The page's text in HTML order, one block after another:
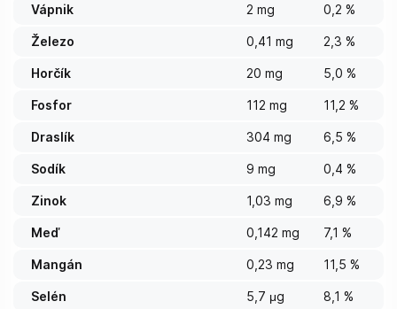
Vápnik
2 mg
0,2 %
Železo
0,41 mg
2,3 %
Horčík
20 mg
5,0 %
Fosfor
112 mg
11,2 %
Draslík
304 mg
6,5 %
Sodík
9 mg
0,4 %
Zinok
1,03 mg
6,9 %
Meď
0,142 mg
7,1 %
Mangán
0,23 mg
11,5 %
Selén
5,7 μg
8,1 %